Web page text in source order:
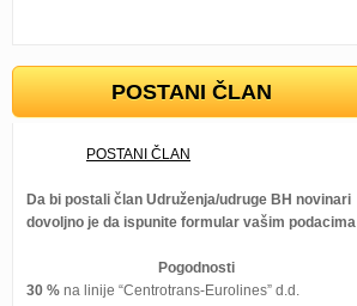
POSTANI ČLAN
POSTANI ČLAN
Da bi postali član Udruženja/udruge BH novinari
dovoljno je da ispunite formular vašim podacima
Pogodnosti
30 % na linije “Centrotrans-Eurolines” d.d.